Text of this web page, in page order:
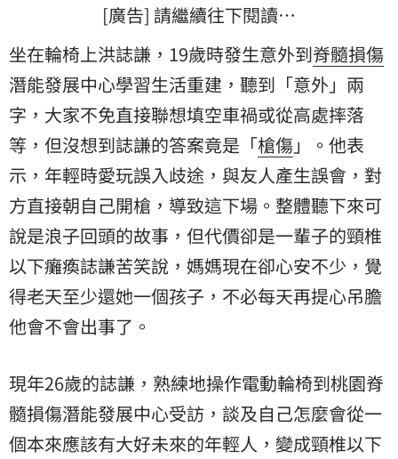
[廣告] 請繼續往下閱讀…
坐在輪椅上洪誌謙，19歲時發生意外到脊髓損傷
潛能發展中心學習生活重建，聽到「意外」兩
字，大家不免直接聯想填空車禍或從高處摔落
等，但沒想到誌謙的答案竟是「槍傷」。他表
示，年輕時愛玩誤入歧途，與友人產生誤會，對
方直接朝自己開槍，導致這下場。整體聽下來可
說是浪子回頭的故事，但代價卻是一輩子的頸椎
以下癱瘓誌謙苦笑說，媽媽現在卻心安不少，覺
得老天至少還她一個孩子，不必每天再提心吊膽
他會不會出事了。
現年26歲的誌謙，熟練地操作電動輪椅到桃園脊
髓損傷潛能發展中心受訪，談及自己怎麼會從一
個本來應該有大好未來的年輕人，變成頸椎以下